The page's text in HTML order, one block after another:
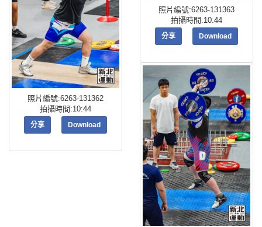
照片編號:6263-131362
拍攝時間:10:44
分享 Download
照片編號:6263-131363
拍攝時間:10:44
分享 Download